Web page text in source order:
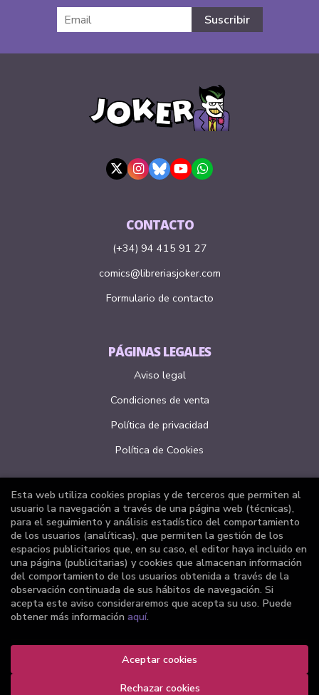
CONTACTO
(+34) 94 415 91 27
comics@libreriasjoker.com
Formulario de contacto
PÁGINAS LEGALES
Aviso legal
Condiciones de venta
Política de privacidad
Política de Cookies
ATENCIÓN AL CLIENTE
Quiénes somos
Pedidos especiales
Formulario de desistimiento
Librería Joker. Todos los Derechos Reservados |
Esta web utiliza cookies propias y de terceros que permiten al
usuario la navegación a través de una página web (técnicas),
para el seguimiento y análisis estadístico del comportamiento
de los usuarios (analíticas), que permiten la gestión de los
espacios publicitarios que, en su caso, el editor haya incluido en
una página (publicitarias) y cookies que almacenan información
del comportamiento de los usuarios obtenida a través de la
observación continuada de sus hábitos de navegación. Si
acepta este aviso consideraremos que acepta su uso. Puede
obtener más información aquí.
Rechazar cookies
Aceptar cookies